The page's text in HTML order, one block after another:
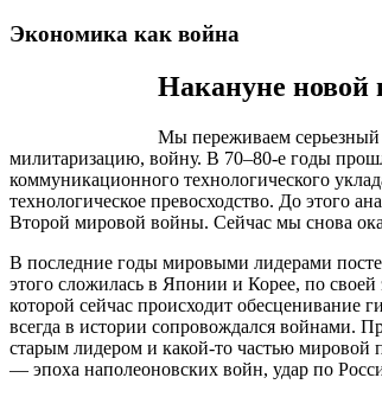
Экономика как война
Накануне новой
Мы переживаем серьезный
милитаризацию, войну. В 70–80-е годы
коммуникационного технологического
технологическое превосходство. До этого
Второй мировой войны. Сейчас мы снова
В последние годы мировыми лидерами
этого сложилась в Японии и Корее, по своей
которой сейчас происходит обесценивание
всегда в истории сопровождался войнами.
старым лидером и какой-то частью
— эпоха наполеоновских войн, удар по